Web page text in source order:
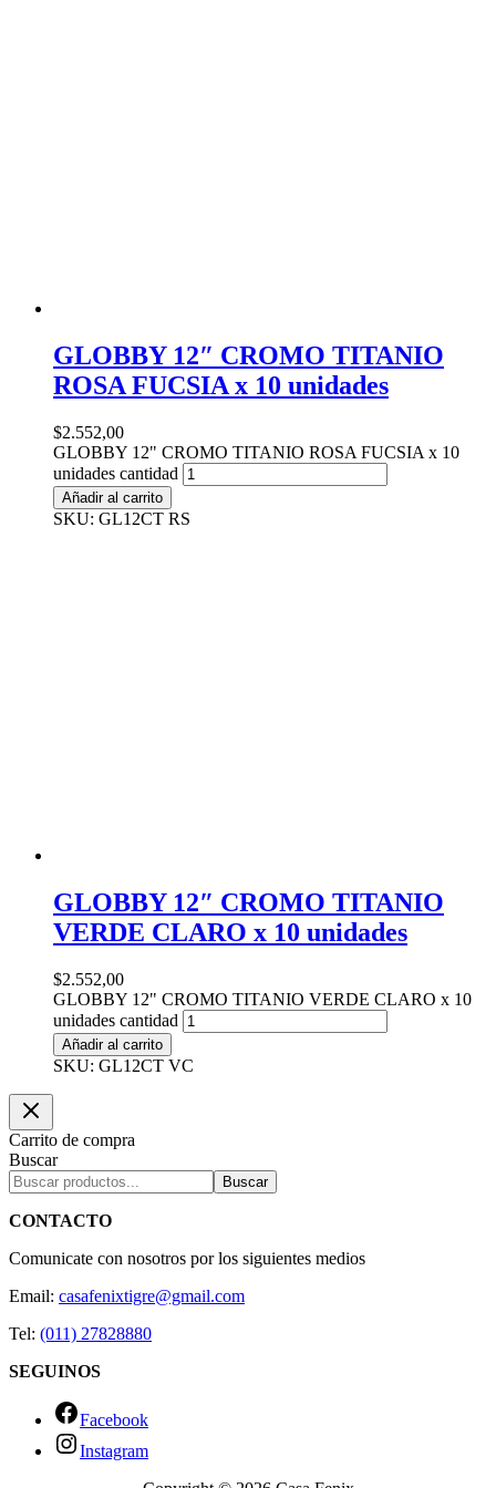
GLOBBY 12″ CROMO TITANIO
ROSA FUCSIA x 10 unidades
$2.552,00
GLOBBY 12" CROMO TITANIO ROSA FUCSIA x 10
unidades cantidad
Añadir al carrito
SKU: GL12CT RS
GLOBBY 12″ CROMO TITANIO
VERDE CLARO x 10 unidades
$2.552,00
GLOBBY 12" CROMO TITANIO VERDE CLARO x 10
unidades cantidad
Añadir al carrito
SKU: GL12CT VC
Carrito de compra
Buscar
Buscar
CONTACTO
Comunicate con nosotros por los siguientes medios
Email: casafenixtigre@gmail.com
Tel: (011) 27828880
SEGUINOS
Facebook
Instagram